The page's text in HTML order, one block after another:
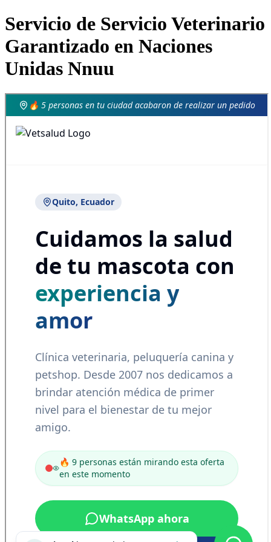
Servicio de Servicio Veterinario
Garantizado en Naciones
Unidas Nnuu